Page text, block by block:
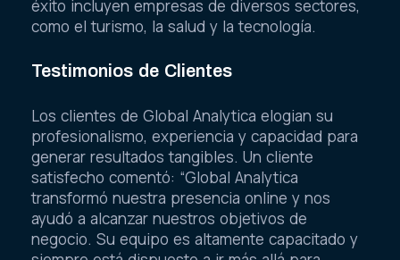
éxito incluyen empresas de diversos sectores,
como el turismo, la salud y la tecnología.
Testimonios de Clientes
Los clientes de Global Analytica elogian su
profesionalismo, experiencia y capacidad para
generar resultados tangibles. Un cliente
satisfecho comentó: “Global Analytica
transformó nuestra presencia online y nos
ayudó a alcanzar nuestros objetivos de
negocio. Su equipo es altamente capacitado y